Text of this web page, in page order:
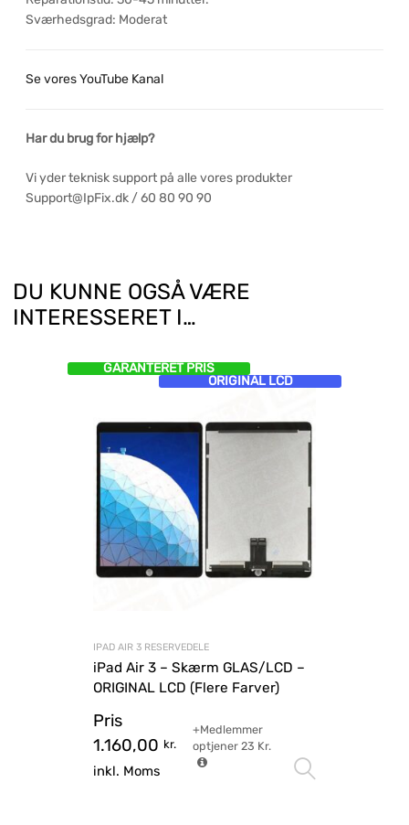
Sværhedsgrad: Moderat
Se vores YouTube Kanal
Har du brug for hjælp?
Vi yder teknisk support på alle vores produkter
Support@IpFix.dk / 60 80 90 90
DU KUNNE OGSÅ VÆRE
INTERESSERET I…
GARANTERET PRIS
ORIGINAL LCD
IPAD AIR 3 RESERVEDELE
iPad Air 3 – Skærm GLAS/LCD –
ORIGINAL LCD (Flere Farver)
Pris
1.160,00 kr.
inkl. Moms
+Medlemmer
optjener23 Kr.